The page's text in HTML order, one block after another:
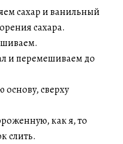
сахар и ванильный
сахара.
и перемешиваем до
сверху
как я, то
слить.